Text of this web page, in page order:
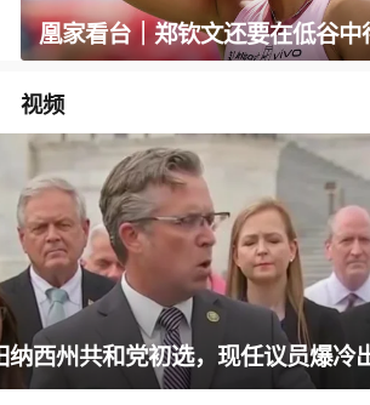
凰家看台｜郑钦文还要在低谷中
视频
乌克兰基辅民众集会，要求恢复